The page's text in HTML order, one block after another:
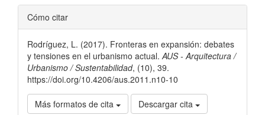
Detalles
del
artículo
Cómo citar
Rodríguez, L. (2017). Fronteras en expansión: debates
y tensiones en el urbanismo actual.AUS - Arquitectura /
Urbanismo / Sustentabilidad, (10), 39.
https://doi.org/10.4206/aus.2011.n10-10
Más formatos de cita Descargar cita